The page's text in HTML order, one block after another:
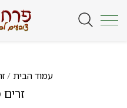
עמוד הבית /
זרים